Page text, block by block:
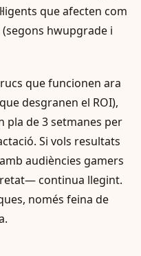
que afecten com
hwupgrade i
que funcionen ara
desgranen el ROI),
pla de 3 setmanes per
Si vols resultats
audiències gamers
continua llegint.
només feina de